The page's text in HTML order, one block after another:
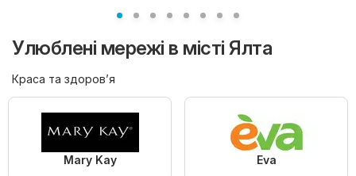
Улюблені мережі в місті Ялта
Краса та здоров’я
Mary Kay Eva